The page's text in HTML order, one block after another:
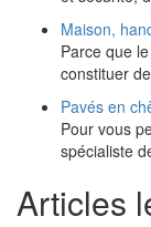
Maison,
Parce que
constituer
Pavés en
Pour vous
spécialiste
Articles